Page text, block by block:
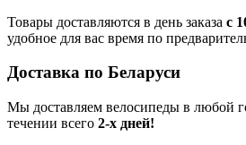
Товары доставляются в день заказа с
удобное для вас время по
Доставка по Беларуси
Мы доставляем велосипеды в любой
течении всего 2-х дней!